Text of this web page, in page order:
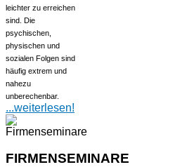
leichter zu erreichen
sind. Die
psychischen,
physischen und
sozialen Folgen sind
häufig extrem und
nahezu
unberechenbar.
...weiterlesen!
FIRMENSEMINARE